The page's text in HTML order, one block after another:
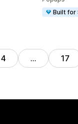
Built for
4 … 17